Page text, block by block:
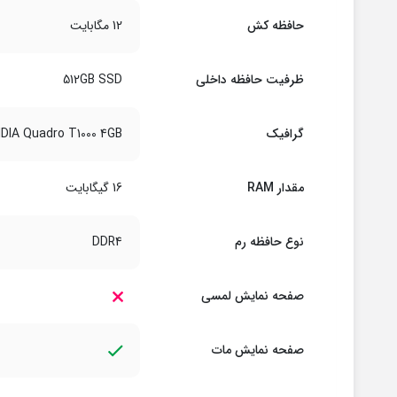
حافظه کش 12 مگابایت
ظرفیت حافظه داخلی 512GB SSD
گرافیک Quadro T1000 4GB
مقدار RAM 16 گیگابایت
نوع حافظه رم DDR4
صفحه نمایش لمسی
صفحه نمایش مات